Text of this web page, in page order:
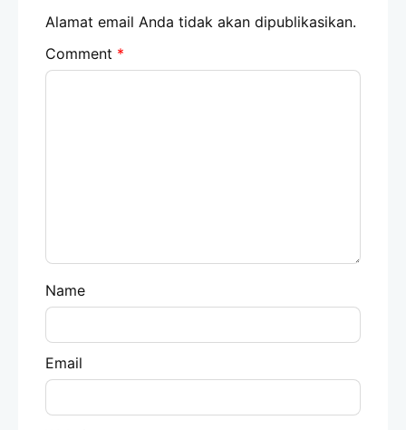
Alamat email Anda tidak akan dipublikasikan.
Comment *
Name
Email